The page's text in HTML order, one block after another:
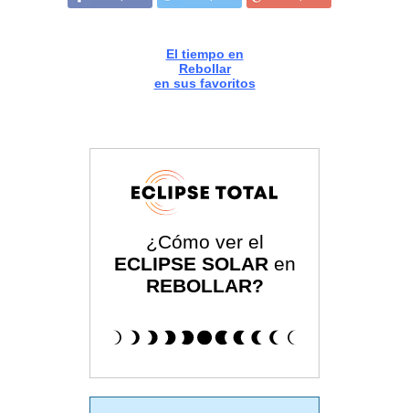
El tiempo en
Rebollar
en sus favoritos
¿Cómo ver el
ECLIPSE SOLAR en
REBOLLAR?